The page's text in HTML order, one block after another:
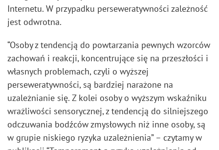
Internetu. W przypadku perseweratywności zależność
jest odwrotna.
“Osoby z tendencją do powtarzania pewnych wzorców
zachowań i reakcji, koncentrujące się na przeszłości i
własnych problemach, czyli o wyższej
perseweratywności, są bardziej narażone na
uzależnianie się. Z kolei osoby o wyższym wskaźniku
wrażliwości sensorycznej, z tendencją do silniejszego
odczuwania bodźców zmysłowych niż inne osoby, są
w grupie niskiego ryzyka uzależnienia” – czytamy w